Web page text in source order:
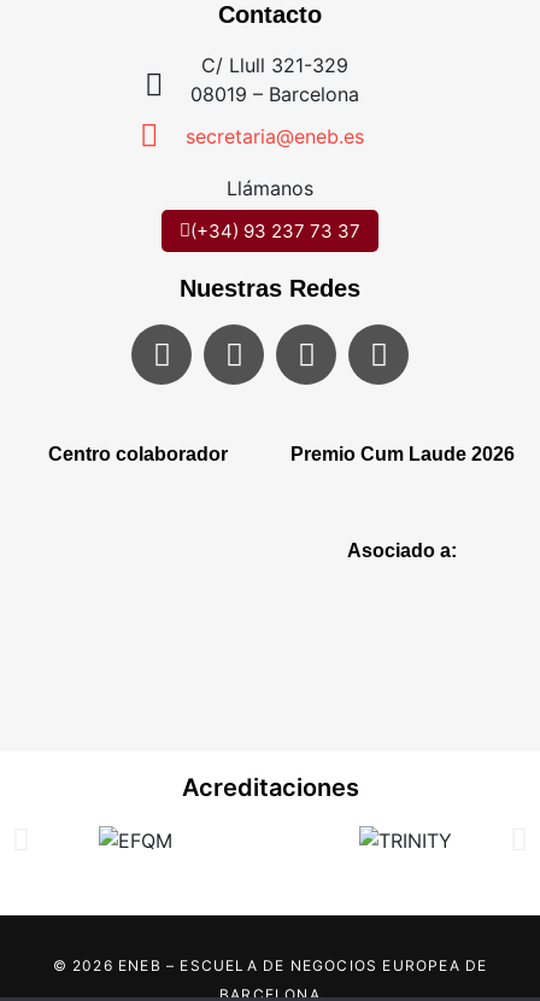
Contacto
C/ Llull 321-329
08019 – Barcelona
secretaria@eneb.es
Llámanos
(+34) 93 237 73 37
Nuestras Redes
Centro colaborador Premio Cum Laude 2026
Asociado a:
Acreditaciones
© 2026 ENEB – ESCUELA DE NEGOCIOS EUROPEA DE
BARCELONA